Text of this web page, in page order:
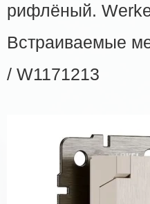
рифлёный.
Встраиваемые
/ W1171213